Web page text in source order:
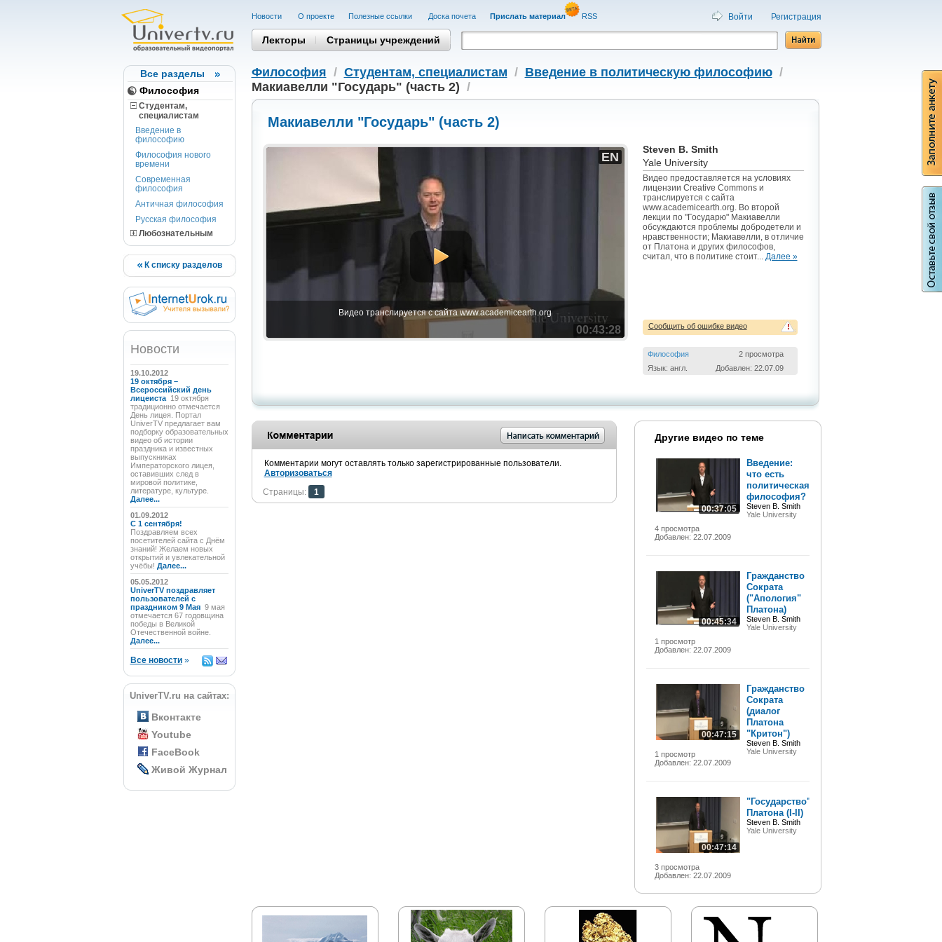
Все разделы
Философия
Студентам,
cпециалистам
Введение в
философию
Философия нового
времени
Современная
философия
Античная философия
Русская философия
Любознательным
К списку разделов
Новости
19.10.2012
19 октября –
Всероссийский день
лицеиста 19 октября
традиционно отмечается
День лицея. Портал
UniverTV предлагает вам
подборку образовательных
видео об истории
праздника и известных
выпускниках
Императорского лицея,
оставивших след в
мировой политике,
литературе, культуре.
Далее...
01.09.2012
C 1 сентября!
Поздравляем всех
посетителей сайта с Днём
знаний! Желаем новых
открытий и увлекательной
учёбы! Далее...
05.05.2012
UniverTV поздравляет
пользователей с
праздником 9 Мая 9 мая
отмечается 67 годовщина
победы в Великой
Отечественной войне.
Далее...
Все новости»
UniverTV.ru на сайтах:
Вконтакте
Youtube
FaceBook
Живой Журнал
Новости О проекте Полезные cсылки Доска почета Прислать материал RSS Войти Регистрация
Лекторы Страницы учреждений
Философия / Студентам, cпециалистам / Введение в политическую философию/
Макиавелли "Государь" (часть 2) /
Макиавелли "Государь" (часть 2)
EN
00:43:28
Видео транслируется с сайта www.academicearth.org
Steven B. Smith
Yale University
Видео предоставляется на условиях
лицензии Creative Commons и
транслируется с сайта
www.academicearth.org. Во второй
лекции по "Государю" Макиавелли
обсуждаются проблемы добродетели и
нравственности; Макиавелли, в отличие
от Платона и других философов,
считал, что в политике стоит... Далее »
!
Сообщить об ошибке видео
Философия
2 просмотра
Язык: англ.
Добавлен: 22.07.09
Комментарии могут оставлять только зарегистрированные пользователи.
Авторизоваться
Страницы:
1
Другие видео по теме
00:37:05
4 просмотра
Добавлен: 22.07.2009
Введение:
что есть
политическая
философия?
Steven B. Smith
Yale University
00:45:34
1 просмотр
Добавлен: 22.07.2009
Гражданство
Сократа
("Апология"
Платона)
Steven B. Smith
Yale University
00:47:15
1 просмотр
Добавлен: 22.07.2009
Гражданство
Сократа
(диалог
Платона
"Критон")
Steven B. Smith
Yale University
00:47:14
3 просмотра
Добавлен: 22.07.2009
"Государство"
Платона (I-II)
Steven B. Smith
Yale University